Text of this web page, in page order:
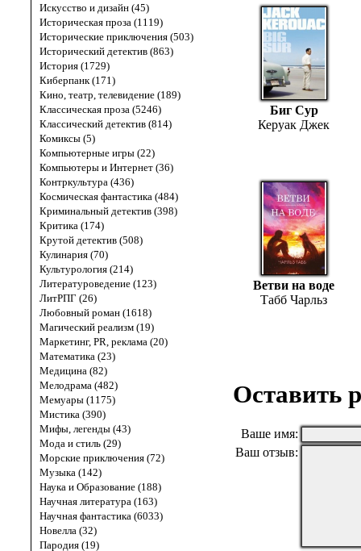
Искусство и дизайн (45)
Историческая проза (1119)
Исторические приключения (503)
Исторический детектив (863)
История (1729)
Киберпанк (171)
Кино, театр, телевидение (189)
Классическая проза (5246)
Классический детектив (814)
Комиксы (5)
Компьютерные игры (22)
Компьютеры и Интернет (36)
Контркультура (436)
Космическая фантастика (484)
Криминальный детектив (398)
Критика (174)
Крутой детектив (508)
Кулинария (70)
Культурология (214)
Литературоведение (123)
ЛитРПГ (26)
Любовный роман (1618)
Магический реализм (19)
Маркетинг, PR, реклама (20)
Математика (23)
Медицина (82)
Мелодрама (482)
Мемуары (1175)
Мистика (390)
Мифы, легенды (43)
Мода и стиль (29)
Морские приключения (72)
Музыка (142)
Наука и Образование (188)
Научная литература (163)
Научная фантастика (6033)
Новелла (32)
Пародия (19)
Биг Сур
Керуак Джек
Ветви на воде
Табб Чарльз
Оставить
Ваше имя:
Ваш отзыв: